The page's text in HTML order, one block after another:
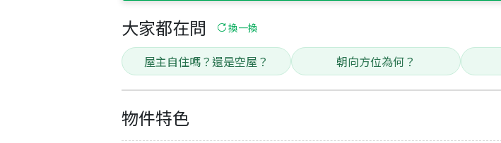
大家都在問 換一換
屋主自住嗎？還是空屋？ 朝向方位為何？
物件特色